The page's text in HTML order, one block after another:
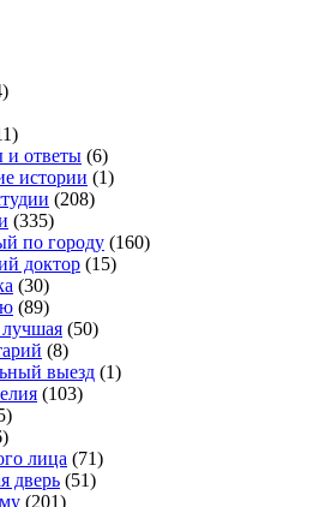
и ответы (6)
истории (1)
(208)
(335)
по городу (160)
доктор (15)
(30)
(89)
(50)
(8)
выезд (1)
(103)
лица (71)
дверь (51)
(201)